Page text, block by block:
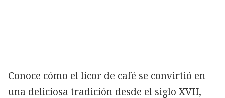
Conoce cómo el licor de café se convirtió en
una deliciosa tradición desde el siglo XVII,